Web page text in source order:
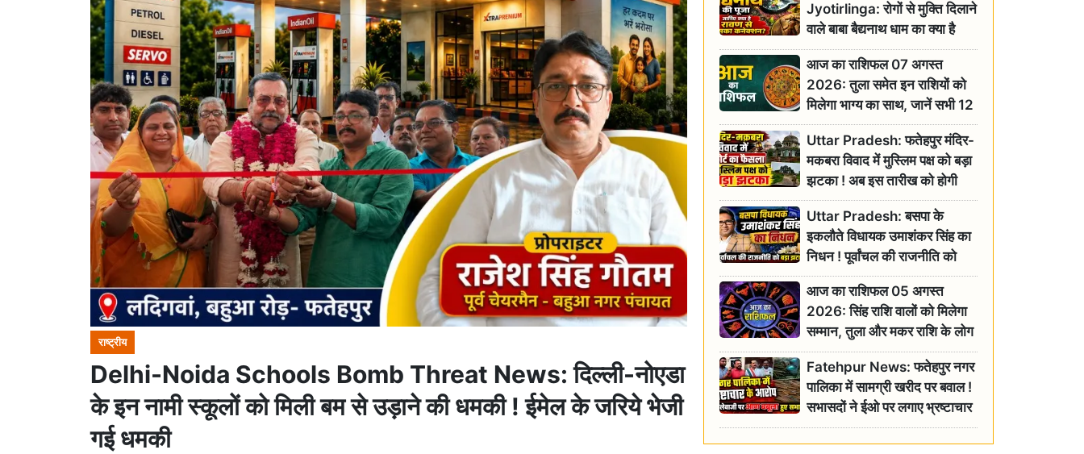
राष्ट्रीय
Delhi-Noida Schools Bomb Threat News: दिल्ली-नोएडा
के इन नामी स्कूलों को मिली बम से उड़ाने की धमकी ! ईमेल के जरिये भेजी
गई धमकी
Jyotirlinga: रोगों से मुक्ति दिलाने
वाले बाबा बैद्यनाथ धाम का क्या है
रावण से संबंध? जानिए ज्योतिर्लिंग की
महिमा
आज का राशिफल 07 अगस्त
2026: तुला समेत इन राशियों को
मिलेगा भाग्य का साथ, जानें सभी 12
राशियों का दैनिक भाग्यफल
Uttar Pradesh: फतेहपुर मंदिर-
मकबरा विवाद में मुस्लिम पक्ष को बड़ा
झटका ! अब इस तारीख को होगी
सुनवाई
Uttar Pradesh: बसपा के
इकलौते विधायक उमाशंकर सिंह का
निधन ! पूर्वांचल की राजनीति को
बड़ा झटका, योगी ने जताया दुःख
आज का राशिफल 05 अगस्त
2026: सिंह राशि वालों को मिलेगा
सम्मान, तुला और मकर राशि के लोग
रहें सतर्क
Fatehpur News: फतेहपुर नगर
पालिका में सामग्री खरीद पर बवाल !
सभासदों ने ईओ पर लगाए भ्रष्टाचार
के गंभीर आरोप